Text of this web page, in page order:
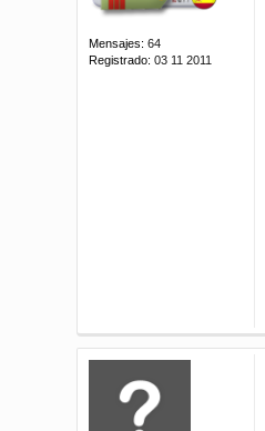
Mensajes: 64
Registrado: 03 11 2011